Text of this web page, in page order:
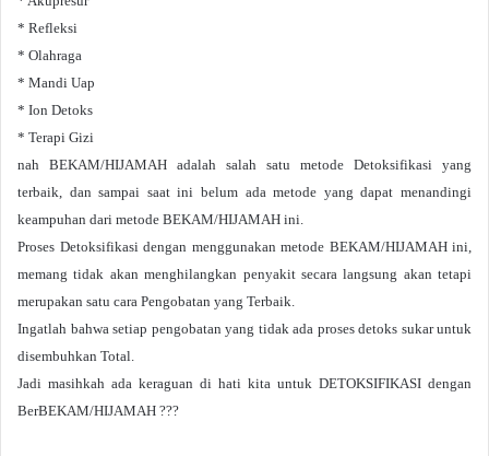
* Refleksi
* Olahraga
* Mandi Uap
* Ion Detoks
* Terapi Gizi
nah BEKAM/HIJAMAH adalah salah satu metode Detoksifikasi yang
terbaik, dan sampai saat ini belum ada metode yang dapat menandingi
keampuhan dari metode BEKAM/HIJAMAH ini.
Proses Detoksifikasi dengan menggunakan metode BEKAM/HIJAMAH ini,
memang tidak akan menghilangkan penyakit secara langsung akan tetapi
merupakan satu cara Pengobatan yang Terbaik.
Ingatlah bahwa setiap pengobatan yang tidak ada proses detoks sukar untuk
disembuhkan Total.
Jadi masihkah ada keraguan di hati kita untuk DETOKSIFIKASI dengan
BerBEKAM/HIJAMAH ???